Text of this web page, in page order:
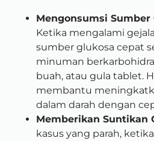
Mengonsumsi Sumber
Ketika mengalami
sumber glukosa cepat
minuman
buah, atau gula tablet.
membantu
dalam darah dengan
Memberikan Suntikan
kasus yang parah,